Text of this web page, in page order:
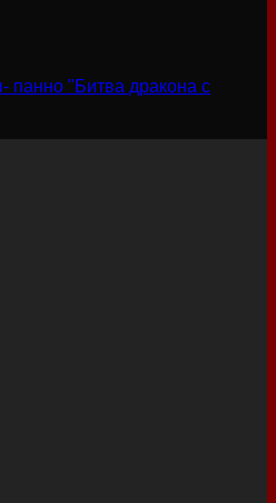
панно "Битва дракона с